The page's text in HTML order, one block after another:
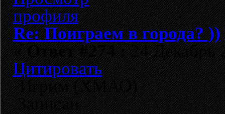
Re: Поиграем в города? ))
«Ответ #274 :24 Декабрь
Цитировать
Игрим (ХМАО)
Записан